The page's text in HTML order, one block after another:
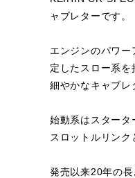
ャブレターです。
エンジンのパワ
定したスロー系
細やかなキャブレ
始動系はスタータ
スロットルリンク
発売以来20年の